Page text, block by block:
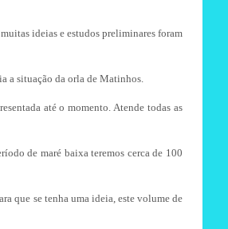
ideias e estudos preliminares foram
a situação da orla de Matinhos.
até o momento. Atende todas as
de maré baixa teremos cerca de 100
que se tenha uma ideia, este volume de